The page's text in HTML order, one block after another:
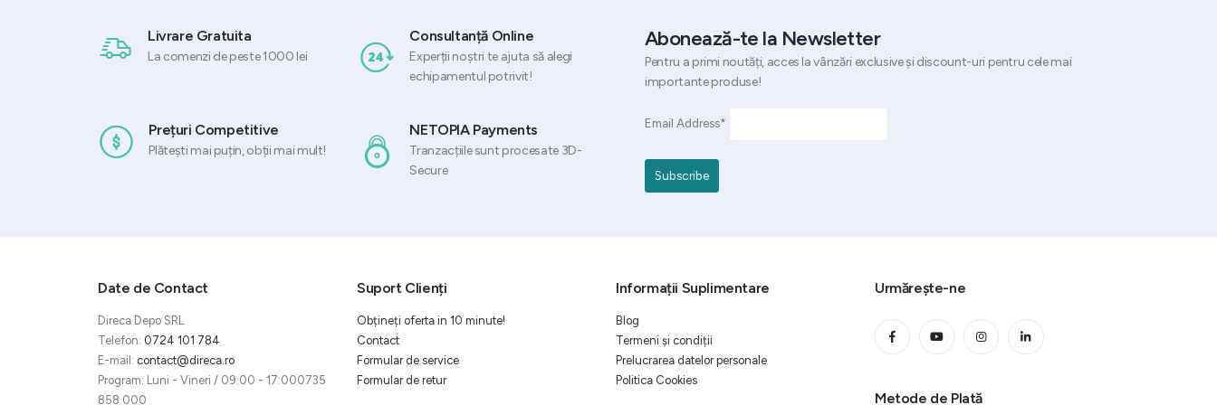
Livrare Gratuita
La comenzi de peste 1000 lei
Consultanță Online
Experții noștri te ajuta să alegi
echipamentul potrivit!
Prețuri Competitive
Plătești mai puțin, obții mai mult!
NETOPIA Payments
Tranzacțiile sunt procesate 3D-
Secure
Abonează-te la Newsletter
Pentru a primi noutăți, acces la vânzări exclusive și discount-uri pentru cele mai
importante produse!
Email Address*
Date de Contact
Direca Depo SRL
Telefon: 0724 101 784
E-mail: contact@direca.ro
Program: Luni - Vineri / 09:00 - 17:000735
858 000
Suport Clienți
Obțineți oferta in 10 minute!
Contact
Formular de service
Formular de retur
Informații Suplimentare
Blog
Termeni și condiții
Prelucrarea datelor personale
Politica Cookies
Urmărește-ne
Metode de Plată